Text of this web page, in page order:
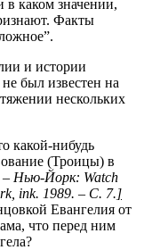
каком значении,
Факты
и истории
был известен на
нескольких
какой-нибудь
(Троицы) в
– Нью-Йорк: Watch
, ink. 1989. – С. 7.]
Евангелия от
что перед ним